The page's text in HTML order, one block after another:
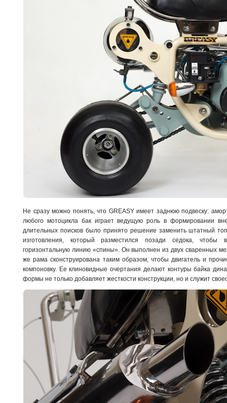
Не сразу можно понять, что GREASY имеет заднюю подвеску:
любого мотоцикла бак играет ведущую роль в формировании
длительных поисков было принято решение заменить штатный
изготовления, который разместился позади седока, чтобы
горизонтальную линию «спины». Он выполнен из двух сваренных
же рама сконструирована таким образом, чтобы двигатель и
компоновку. Ее клиновидные очертания делают контуры байка
формы не только добавляет жесткости конструкции, но и служит